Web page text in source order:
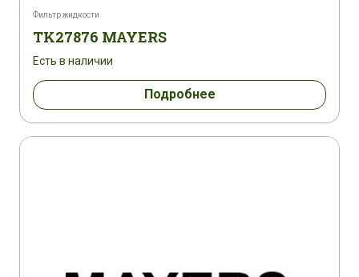
Фильтр жидкости
TK27876 MAYERS
Есть в наличии
Подробнее